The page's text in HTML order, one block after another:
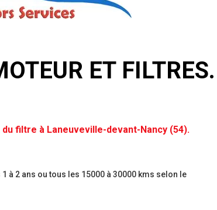
ET FILTRES.
filtre à Laneuveville-devant-Nancy (54).
à 2 ans ou tous les 15000 à 30000 kms selon le